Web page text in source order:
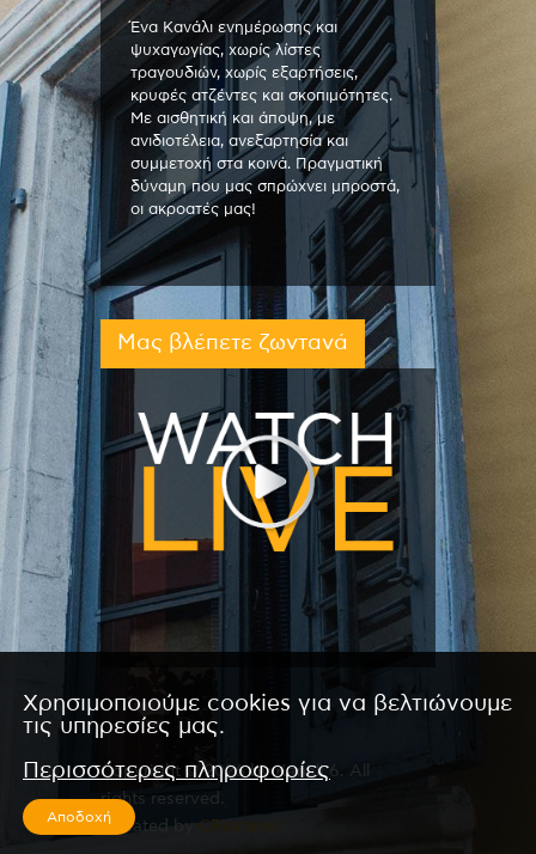
Ένα Κανάλι ενημέρωσης και
ψυχαγωγίας, χωρίς λίστες
τραγουδιών, χωρίς εξαρτήσεις,
κρυφές ατζέντες και σκοπιμότητες.
Με αισθητική και άποψη, με
ανιδιοτέλεια, ανεξαρτησία και
συμμετοχή στα κοινά. Πραγματική
δύναμη που μας σπρώχνει μπροστά,
οι ακροατές μας!
Μας βλέπετε ζωντανά
Copyright © 2026 by Kanali 6. All
rights reserved.
CReated by CReatures.
Χρησιμοποιούμε cookies για να βελτιώνουμε
τις υπηρεσίες μας.
Περισσότερες πληροφορίες
Αποδοχή